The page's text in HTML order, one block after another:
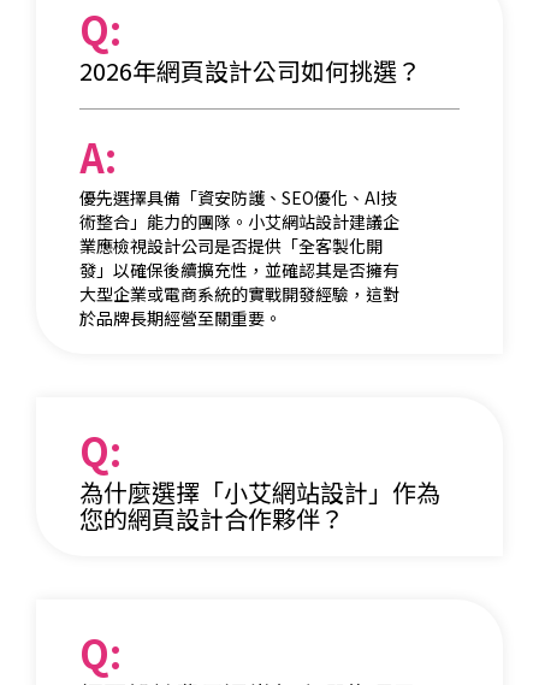
Q:
2026年網頁設計公司如何挑選？
A:
優先選擇具備「資安防護、SEO優化、AI技
術整合」能力的團隊。小艾網站設計建議企
業應檢視設計公司是否提供「全客製化開
發」以確保後續擴充性，並確認其是否擁有
大型企業或電商系統的實戰開發經驗，這對
於品牌長期經營至關重要。
Q:
為什麼選擇「小艾網站設計」作為
您的網頁設計合作夥伴？
Q: